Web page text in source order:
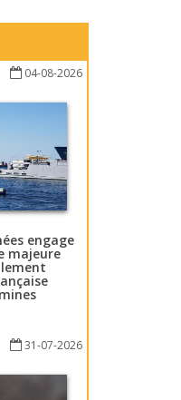
04-08-2026
engage
majeure
31-07-2026